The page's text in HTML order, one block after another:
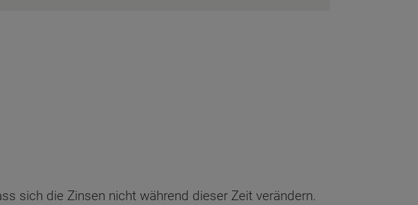
sich die Zinsen nicht während dieser Zeit verändern.